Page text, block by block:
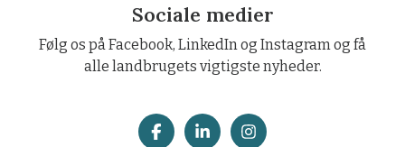
Sociale medier
Følg os på Facebook, LinkedIn og Instagram og få
alle landbrugets vigtigste nyheder.